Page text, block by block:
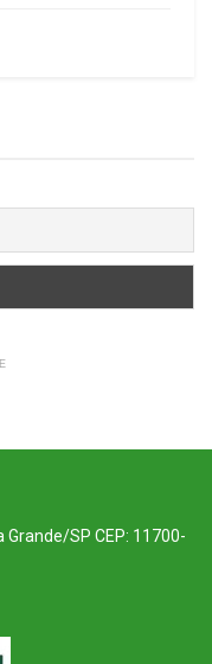
Grande/SP CEP: 11700-